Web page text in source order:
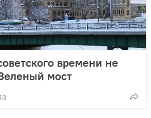
времени не
мост